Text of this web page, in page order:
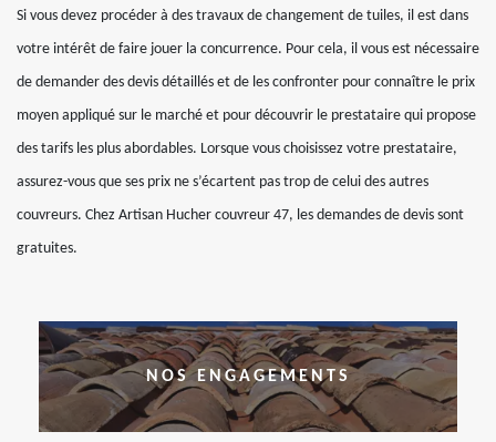
Si vous devez procéder à des travaux de changement de tuiles, il est dans
votre intérêt de faire jouer la concurrence. Pour cela, il vous est nécessaire
de demander des devis détaillés et de les confronter pour connaître le prix
moyen appliqué sur le marché et pour découvrir le prestataire qui propose
des tarifs les plus abordables. Lorsque vous choisissez votre prestataire,
assurez-vous que ses prix ne s’écartent pas trop de celui des autres
couvreurs. Chez Artisan Hucher couvreur 47, les demandes de devis sont
gratuites.
NOS ENGAGEMENTS